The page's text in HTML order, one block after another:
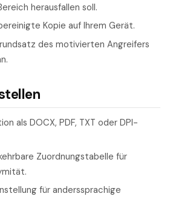
herausfallen soll.
Kopie auf Ihrem Gerät.
des motivierten Angreifers
als DOCX, PDF, TXT oder DPI-
Zuordnungstabelle für
für anders­sprachige